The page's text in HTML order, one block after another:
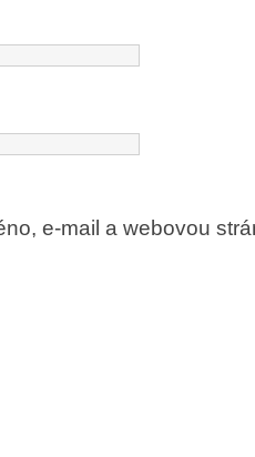
e-mail a webovou